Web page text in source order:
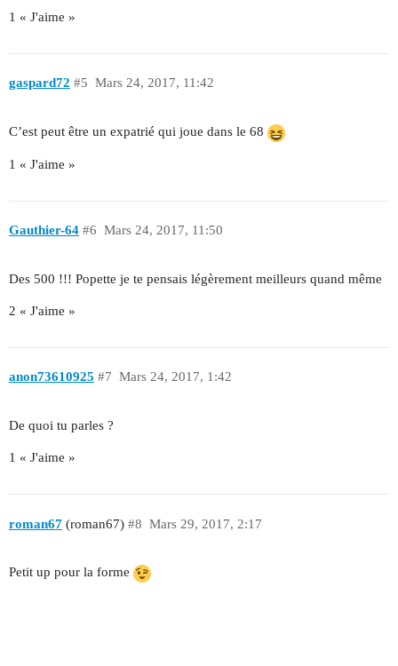
1 « J'aime »
gaspard72 Mars 24, 2017, 11:42
#5
C’est peut être un expatrié qui joue dans le 68
1 « J'aime »
Gauthier-64 Mars 24, 2017, 11:50
#6
Des 500 !!! Popette je te pensais légèrement meilleurs quand même
2 « J'aime »
anon73610925 Mars 24, 2017, 1:42
#7
De quoi tu parles ?
1 « J'aime »
roman67 (roman67) Mars 29, 2017, 2:17
#8
Petit up pour la forme